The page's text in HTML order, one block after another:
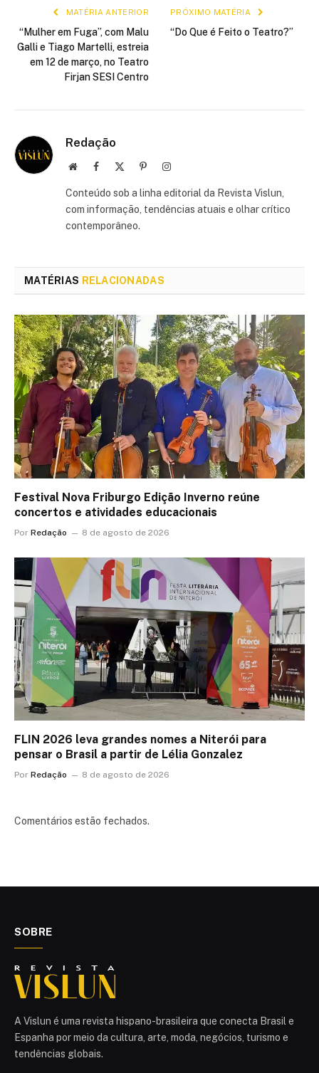
MATÉRIA ANTERIOR
“Mulher em Fuga”, com Malu
Galli e Tiago Martelli, estreia
em 12 de março, no Teatro
Firjan SESI Centro
PRÓXIMO MATÉRIA
“Do Que é Feito o Teatro?”
Redação
Site Facebook PinterestInstagram
Conteúdo sob a linha editorial da Revista Vislun,
com informação, tendências atuais e olhar crítico
contemporâneo.
MATÉRIAS RELACIONADAS
Festival Nova Friburgo Edição Inverno reúne
concertos e atividades educacionais
Por Redação 8 de agosto de 2026
FLIN 2026 leva grandes nomes a Niterói para
pensar o Brasil a partir de Lélia Gonzalez
Por Redação 8 de agosto de 2026
Comentários estão fechados.
SOBRE
A Vislun é uma revista hispano-brasileira que conecta Brasil e
Espanha por meio da cultura, arte, moda, negócios, turismo e
tendências globais.